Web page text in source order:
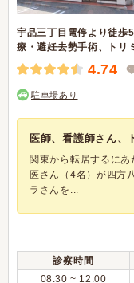
宇品三丁目電停より徒
療・避妊去勢手術、トリ
4.74
駐車場あり
医師、看護師さん、
関東から転居するに
医さん（4名）が四方
ラさんを...
診察時間
08:30 ~ 12:00